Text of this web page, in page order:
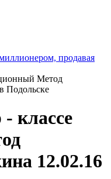
продавая
Метод
Подольске
классе
12.02.16